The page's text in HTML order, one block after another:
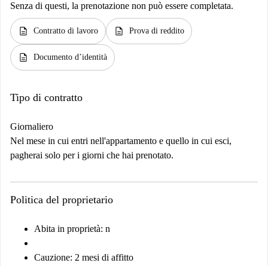
Senza di questi, la prenotazione non può essere completata.
description Contratto di lavoro description Prova di reddito
description Documento d’identità
Tipo di contratto
Giornaliero
Nel mese in cui entri nell'appartamento e quello in cui esci,
pagherai solo per i giorni che hai prenotato.
Politica del proprietario
Abita in proprietà: n
Cauzione: 2 mesi di affitto